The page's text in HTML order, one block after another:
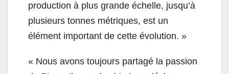
production à plus grande échelle, jusqu’à
plusieurs tonnes métriques, est un
élément important de cette évolution. »
« Nous avons toujours partagé la passion